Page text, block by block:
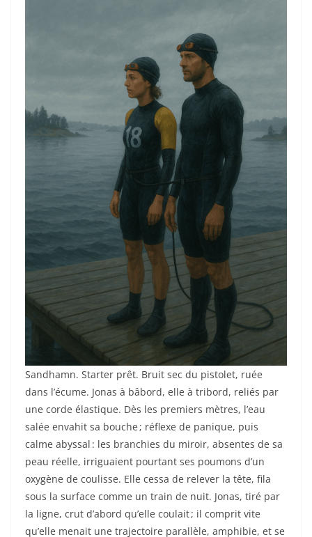
Sandhamn. Starter prêt. Bruit sec du pistolet, ruée
dans l’écume. Jonas à bâbord, elle à tribord, reliés par
une corde élastique. Dès les premiers mètres, l’eau
salée envahit sa bouche ; réflexe de panique, puis
calme abyssal : les branchies du miroir, absentes de sa
peau réelle, irriguaient pourtant ses poumons d’un
oxygène de coulisse. Elle cessa de relever la tête, fila
sous la surface comme un train de nuit. Jonas, tiré par
la ligne, crut d’abord qu’elle coulait ; il comprit vite
qu’elle menait une trajectoire parallèle, amphibie, et se